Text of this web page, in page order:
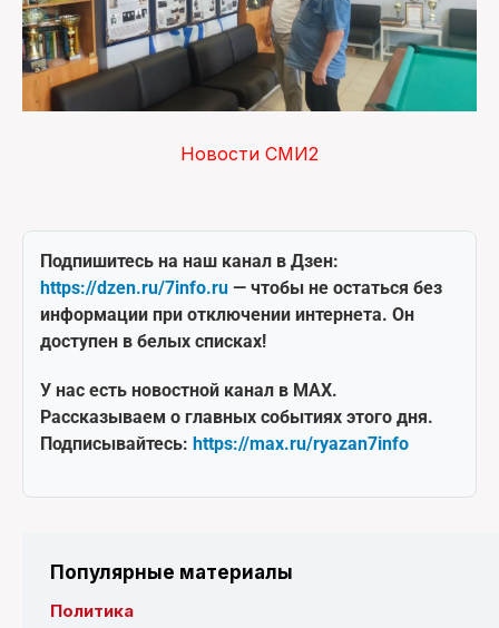
Новости СМИ2
Подпишитесь на наш канал в Дзен:
https://dzen.ru/7info.ru — чтобы не остаться без
информации при отключении интернета. Он
доступен в белых списках!
У нас есть новостной канал в MAX.
Рассказываем о главных событиях этого дня.
Подписывайтесь: https://max.ru/ryazan7info
Популярные материалы
Политика